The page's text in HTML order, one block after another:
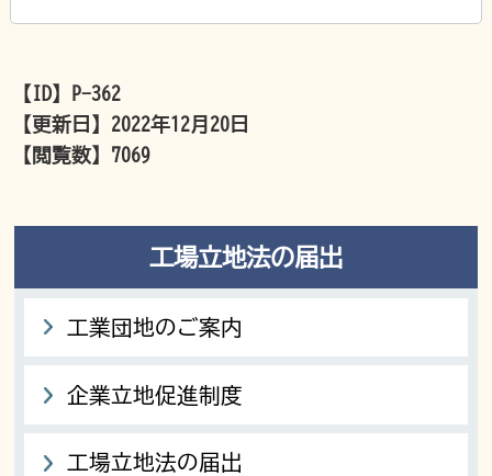
【ID】
P-362
【更新日】 2022年12月20日
【閲覧数】 7069
工場立地法の届出
工業団地のご案内
企業立地促進制度
工場立地法の届出